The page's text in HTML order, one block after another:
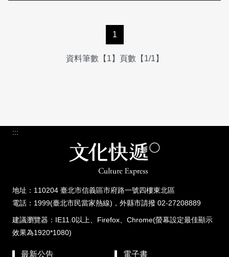
1
資料筆數【1】頁數【1/1】
:::
地址：110204 臺北市信義區市府路一號四樓東北區
電話：1999(臺北市民當家熱線)，外縣市請撥 02-27208889
建議瀏覽器：IE11.0以上、Firefox、Chrome(螢幕設定最佳顯示
效果為1920*1080)
最新公告 電子書